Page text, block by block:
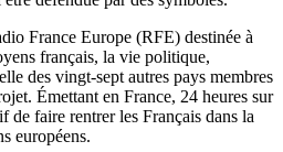
France Europe (RFE) destinée à
français, la vie politique,
des vingt-sept autres pays membres
Émettant en France, 24 heures sur
de faire rentrer les Français dans la
européens.